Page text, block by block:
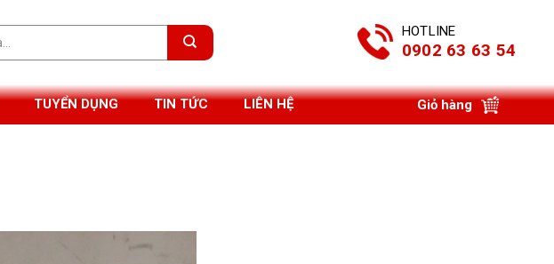
HOTLINE
0902 63 63 54
TUYỂN DỤNG TIN TỨC LIÊN HỆ Giỏ hàng